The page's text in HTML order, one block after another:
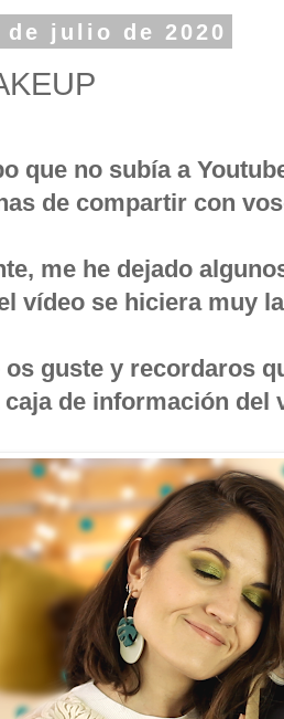
de julio de 2020
que no subía a
de compartir con
me he dejado
vídeo se hiciera muy
os guste y recordaros
de información del